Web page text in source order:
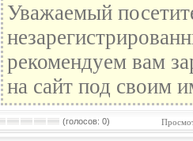
Уважаемый
рекомендуем вам
на сайт под своим
(голосов: 0)